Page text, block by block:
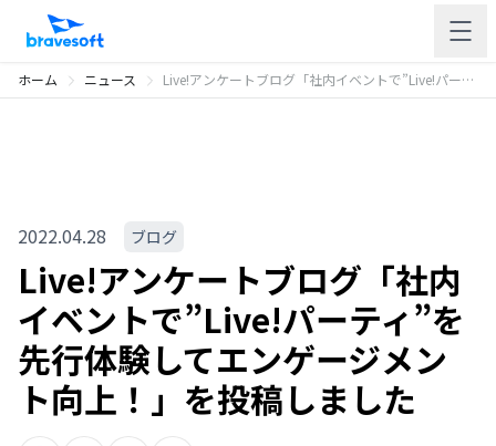
ホーム ニュース Live!アンケートブログ「社内イベントで”Live!パーティ”を先行体験してエンゲージメント向上！」を投稿しました
2022.04.28 ブログ
Live!アンケートブログ「社内
イベントで”Live!パーティ”を
先行体験してエンゲージメン
ト向上！」を投稿しました